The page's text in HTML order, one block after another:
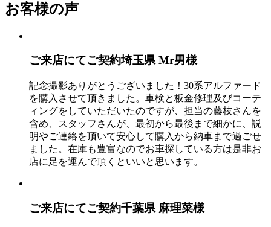
お客様の声
ご来店にてご契約埼玉県 Mr男様
記念撮影ありがとうございました！30系アルファード
を購入させて頂きました。車検と板金修理及びコーテ
ィングをしていただいたのですが、担当の藤枝さんを
含め、スタッフさんが、最初から最後まで細かに、説
明やご連絡を頂いて安心して購入から納車まで過ごせ
ました。在庫も豊富なのでお車探している方は是非お
店に足を運んで頂くといいと思います。
ご来店にてご契約千葉県 麻理菜様